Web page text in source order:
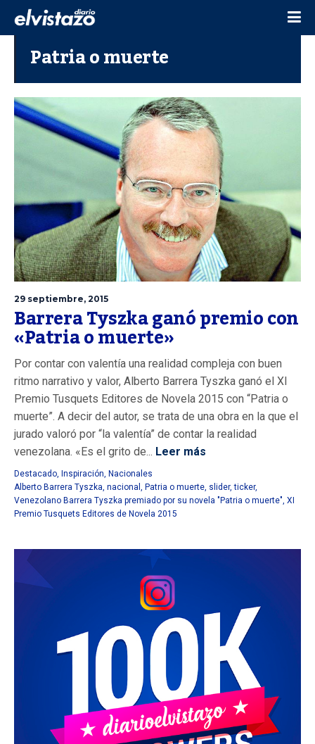
Patria o muerte
29 septiembre, 2015
Barrera Tyszka ganó premio con
«Patria o muerte»
Por contar con valentía una realidad compleja con buen
ritmo narrativo y valor, Alberto Barrera Tyszka ganó el XI
Premio Tusquets Editores de Novela 2015 con “Patria o
muerte”. A decir del autor, se trata de una obra en la que el
jurado valoró por “la valentía” de contar la realidad
venezolana. «Es el grito de... Leer más
Destacado Inspiración Nacionales
Alberto Barrera Tyszka nacional Patria o muerte slider,ticker,
Venezolano Barrera Tyszka premiado por su novela "Patria o muerte" XI
Premio Tusquets Editores de Novela 2015